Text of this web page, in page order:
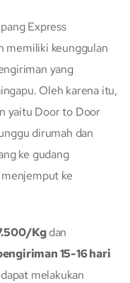
Express
memiliki keunggulan
yang
Oleh karena itu,
yaitu Door to Door
dirumah dan
ke gudang
ke
Kgdan
15-16 hari
melakukan